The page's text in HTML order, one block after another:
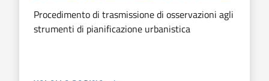
Procedimento di trasmissione di osservazioni agli
strumenti di pianificazione urbanistica